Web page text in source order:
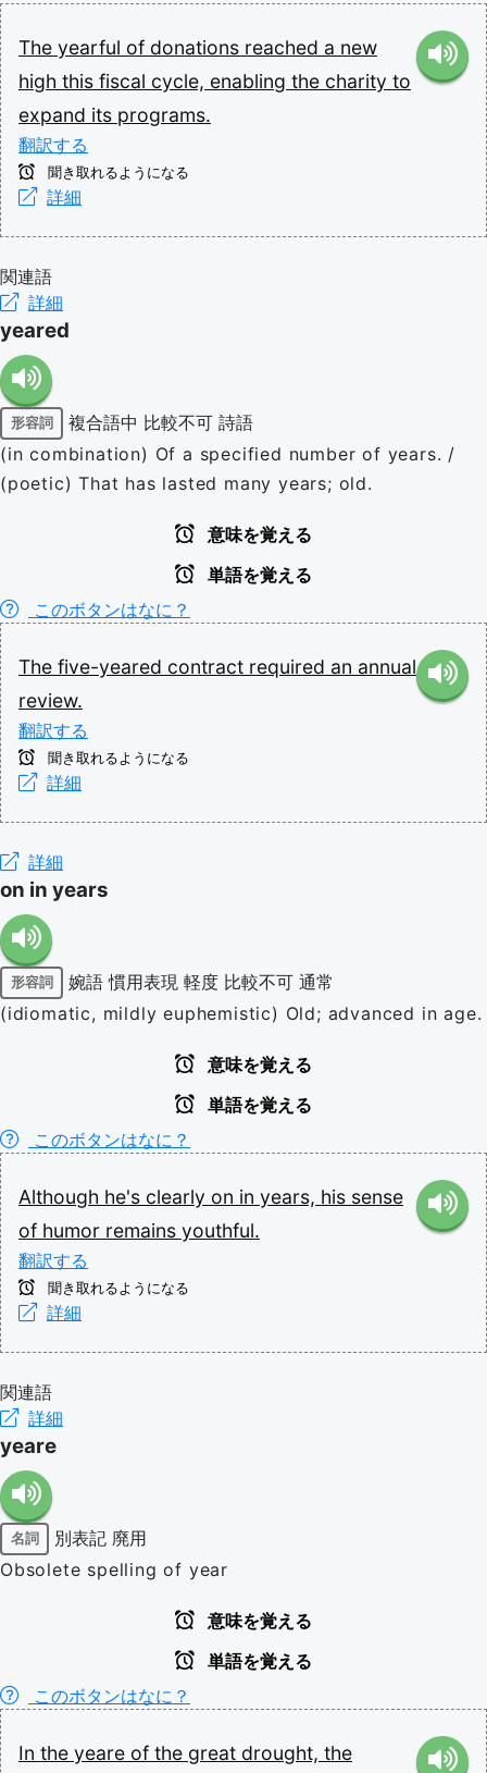
The yearful of donations reached a new
high this fiscal cycle, enabling the charity to
expand its programs.
翻訳する
聞き取れるようになる
詳細
関連語
詳細
yeared
形容詞 複合語中 比較不可 詩語
(in combination) Of a specified number of years. /
(poetic) That has lasted many years; old.
意味を覚える
単語を覚える
このボタンはなに？
The five-yeared contract required an annual
review.
翻訳する
聞き取れるようになる
詳細
詳細
on in years
形容詞 婉語 慣用表現 軽度 比較不可 通常
(idiomatic, mildly euphemistic) Old; advanced in age.
意味を覚える
単語を覚える
このボタンはなに？
Although he's clearly on in years, his sense
of humor remains youthful.
翻訳する
聞き取れるようになる
詳細
関連語
詳細
yeare
名詞 別表記 廃用
Obsolete spelling of year
意味を覚える
単語を覚える
このボタンはなに？
In the yeare of the great drought, the